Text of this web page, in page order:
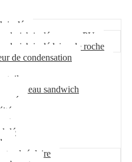
isolé
isolé mousse PU
isolé laine de roche
de condensation
tuile
panneau sandwich
alvéolaire